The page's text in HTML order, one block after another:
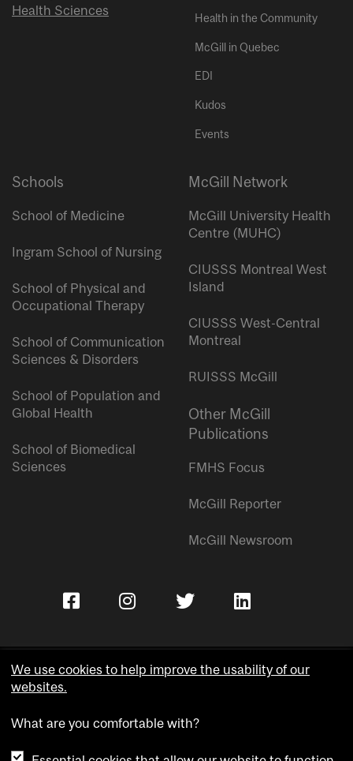
Health Sciences
Health in the Community
McGill in Quebec
EDI
Kudos
Events
Schools
School of Medicine
Ingram School of Nursing
School of Physical and
Occupational Therapy
School of Communication
Sciences & Disorders
School of Population and
Global Health
School of Biomedical
Sciences
McGill Network
McGill University Health
Centre (MUHC)
CIUSSS Montreal West
Island
CIUSSS West-Central
Montreal
RUISSS McGill
Other McGill
Publications
FMHS Focus
McGill Reporter
McGill Newsroom
Accessibility
We use cookies to help improve the usability of our
websites.
What are you comfortable with?